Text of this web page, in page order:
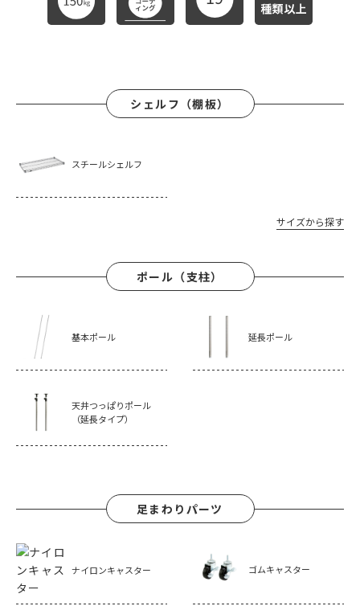
シェルフ（棚板）
スチールシェルフ
サイズから探す
ポール（支柱）
基本ポール 延長ポール
天井つっぱりポール
（延長タイプ）
足まわりパーツ
ナイロンキャスター ゴムキャスター